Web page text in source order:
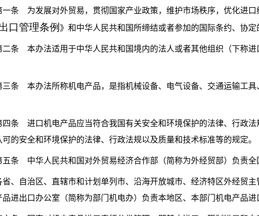
一条 为发展对外贸易，贯彻国家产业政策，维护市场秩序，优化进
口管理条例 》和中华人民共和国所缔结或者参加的国际条约、协定
二条 本办法适用于中华人民共和国境内的法人或者其他组织（下称
三条 本办法所称机电产品，是指机械设备、电气设备、交通运输工
四条 进口机电产品应当符合我国有关安全和环境保护的法律、行政
可的安全和环境保护的法律、行政法规以及质量和技术标准等的规定。
五条 中华人民共和国对外贸易经济合作部（简称为外经贸部）负
省、自治区、直辖市和计划单列市、沿海开放城市、经济特区外经贸
品进出口办公室（简称为部门机电办）负责本地区、本部门机电产品进